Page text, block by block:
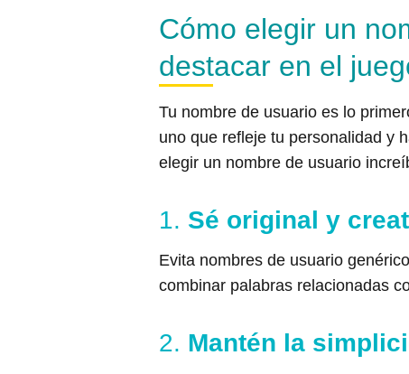
Cómo elegir un
destacar en el
Tu nombre de usuario es lo
uno que refleje tu personalidad y
elegir un nombre de usuario
1. Sé original y
Evita nombres de usuario
combinar palabras relacionadas
2. Mantén la